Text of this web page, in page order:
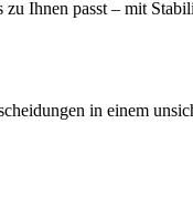
Ihnen passt – mit
in einem